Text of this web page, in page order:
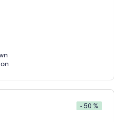
- 50 %